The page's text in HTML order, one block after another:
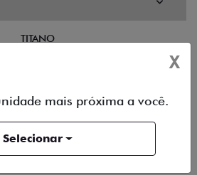
TITANO
X
mais próxima a você.
Selecionar